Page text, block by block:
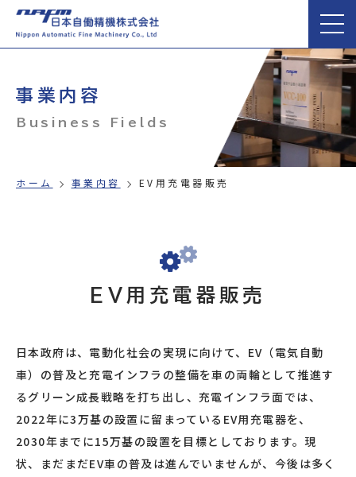
事業内容
Business Fields
ホーム 事業内容 EV用充電器販売
EV用充電器販売
日本政府は、電動化社会の実現に向けて、EV（電気自動
車）の普及と充電インフラの整備を車の両輪として推進す
るグリーン成長戦略を打ち出し、充電インフラ面では、
2022年に3万基の設置に留まっているEV用充電器を、
2030年までに15万基の設置を目標としております。現
状、まだまだEV車の普及は進んでいませんが、今後は多く